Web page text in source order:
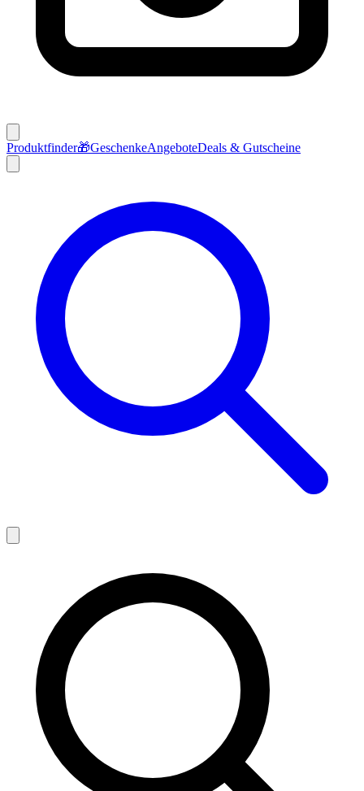
Produktfinder🎁GeschenkeAngeboteDeals & Gutscheine